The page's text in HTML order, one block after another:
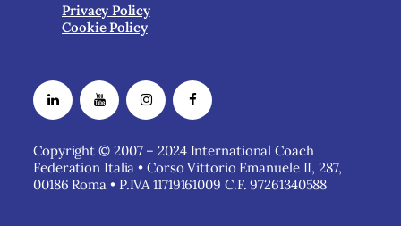
Privacy Policy
Cookie Policy
Copyright © 2007 – 2024 International Coach
Federation Italia • Corso Vittorio Emanuele II, 287,
00186 Roma • P.IVA 11719161009 C.F. 97261340588